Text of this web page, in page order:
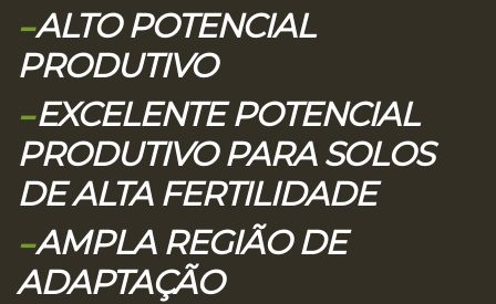
–ALTO POTENCIAL
PRODUTIVO
–EXCELENTE POTENCIAL
PRODUTIVO PARA SOLOS
DE ALTA FERTILIDADE
–AMPLA REGIÃO DE
ADAPTAÇÃO